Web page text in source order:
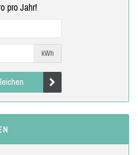
pro Jahr!
kWh